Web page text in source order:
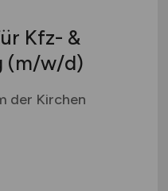
Kfz- &
(m/w/d)
der Kirchen